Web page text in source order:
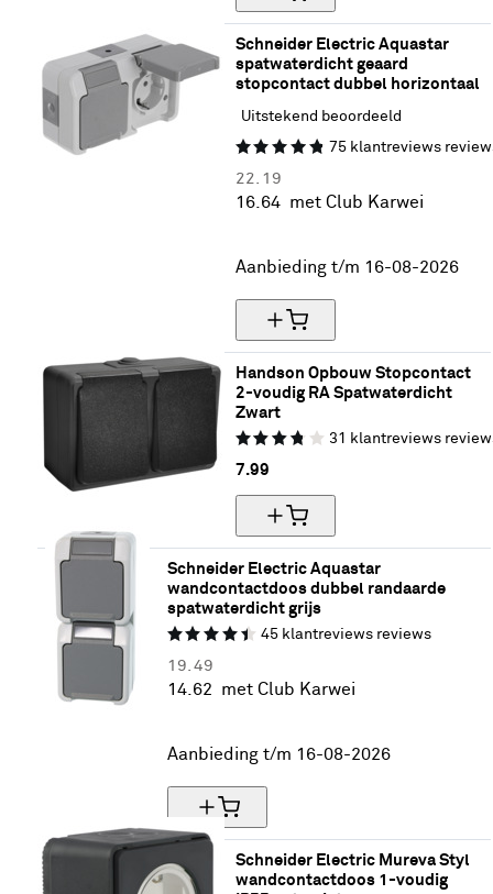
Schneider Electric Aquastar
spatwaterdicht geaard
stopcontact dubbel horizontaal
Uitstekend beoordeeld
75 klantreviews
22. 19
16. 64 met Club Karwei
Aanbieding t/m 16-08-2026
Handson Opbouw Stopcontact
2-voudig RA Spatwaterdicht
Zwart
31 klantreviews
7.99
Schneider Electric Aquastar
wandcontactdoos dubbel randaarde
spatwaterdicht grijs
45 klantreviews reviews
19. 49
14. 62
met Club Karwei
Aanbieding t/m 16-08-2026
Schneider Electric Mureva Styl
wandcontactdoos 1-voudig